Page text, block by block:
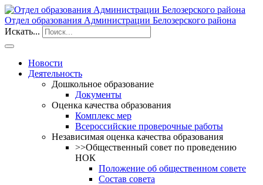
Отдел образования Администрации Белозерского района
Искать...
Новости
Деятельность
Дошкольное образование
Документы
Оценка качества образования
Комплекс мер
Всероссийские проверочные работы
Независимая оценка качества образования
>>Общественный совет по проведению
НОК
Положение об общественном совете
Состав совета